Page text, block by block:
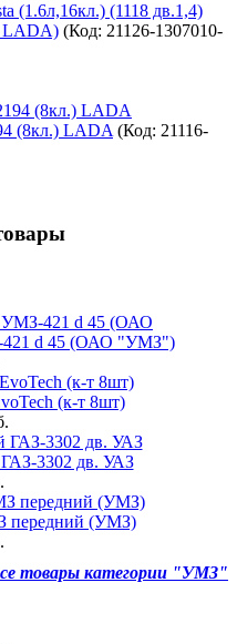
(1.6л,16кл.) (1118 дв.1,4)
LADA) (Код: 21126-1307010-
(8кл.) LADA (Код: 21116-
421 d 45 (ОАО "УМЗ")
(к-т 8шт)
3302 дв. УАЗ
передний (УМЗ)
товары категории "УМЗ"